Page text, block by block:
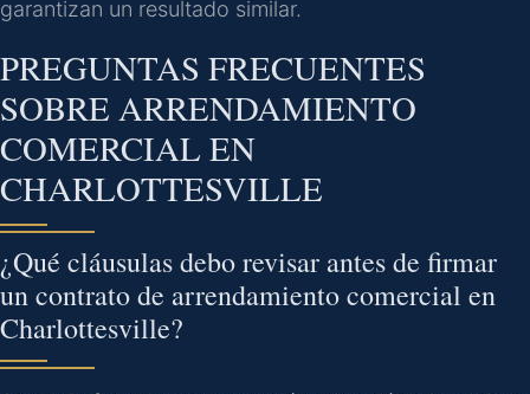
garantizan un resultado similar.
PREGUNTAS FRECUENTES
SOBRE ARRENDAMIENTO
COMERCIAL EN
CHARLOTTESVILLE
¿Qué cláusulas debo revisar antes de firmar
un contrato de arrendamiento comercial en
Charlottesville?